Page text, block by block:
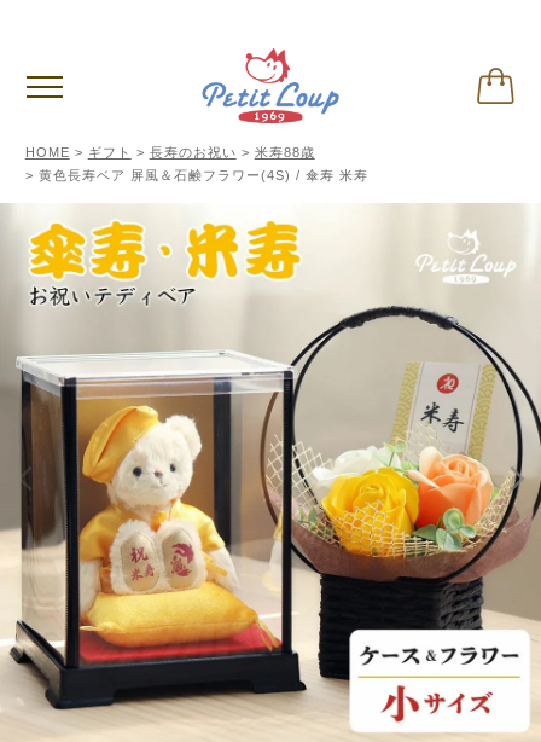
HOME ギフト 長寿のお祝い
米寿88歳
黄色長寿ベア 屏風＆石鹸フラワー(4S) / 傘寿 米寿